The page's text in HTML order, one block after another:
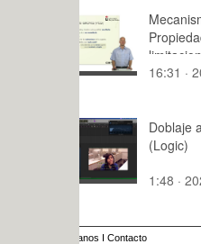
Mecanismo VCG:
Propiedades y
limitaciones
16:31 · 2016
Doblaje a otro idioma.
(Logic)
1:48 · 2025